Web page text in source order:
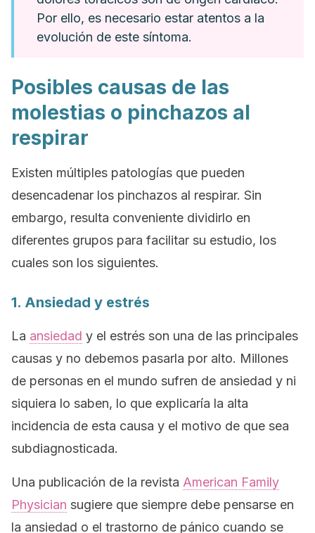
Por ello, es necesario estar atentos a la
evolución de este síntoma.
Posibles causas de las
molestias o pinchazos al
respirar
Existen múltiples patologías que pueden
desencadenar los pinchazos al respirar. Sin
embargo, resulta conveniente dividirlo en
diferentes grupos para facilitar su estudio, los
cuales son los siguientes.
1. Ansiedad y estrés
La ansiedad y el estrés son una de las principales
causas y no debemos pasarla por alto. Millones
de personas en el mundo sufren de ansiedad y ni
siquiera lo saben, lo que explicaría la alta
incidencia de esta causa y el motivo de que sea
subdiagnosticada.
Una publicación de la revista American Family
Physician sugiere que siempre debe pensarse en
la ansiedad o el trastorno de pánico cuando se